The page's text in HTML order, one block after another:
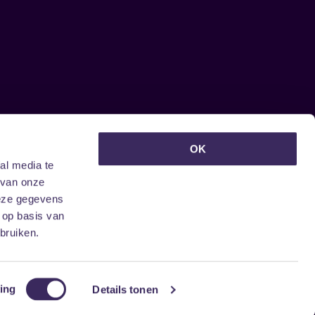
media te
onze
gegevens
basis van
Details tonen
OK
ontvangen?